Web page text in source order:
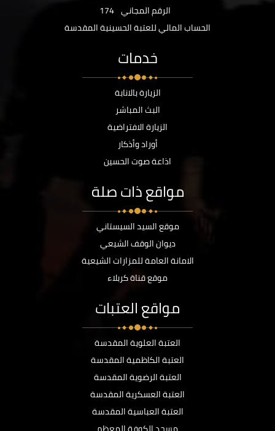
الرقم المجاني 174
الحساب المالي للعتبة الحسينية المقدسة
خدمات
الزيارة بالانابة
البث المباشر
الزيارة الافتراضية
أوراد وأذكار
اذاعة صوت الحسين
مواقع ذات صلة
موقع السيد السيستاني
ديوان الوقف الشيعي
الامانة العامة للمزارات الشيعية
موقع قناة كربلاء
مواقع العتبات
العتبة العلوية المقدسة
العتبة الكاظمية المقدسة
العتبة الرضوية المقدسة
العتبة العسكرية المقدسة
العتبة العباسية المقدسة